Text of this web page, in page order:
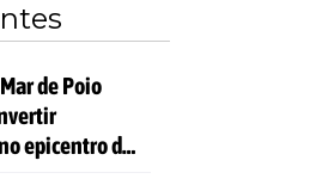
de Poio
epicentro da